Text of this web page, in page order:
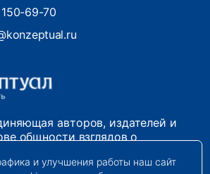
69-70
авторов, издателей и
общности взглядов о
справедливого и
Наши книги можно
и улучшения работы наш сайт